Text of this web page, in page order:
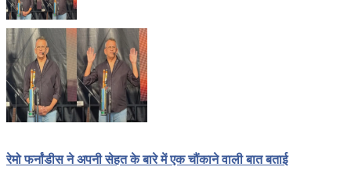
रेमो फर्नांडीस ने अपनी सेहत के बारे में एक चौंकाने वाली बात बताई